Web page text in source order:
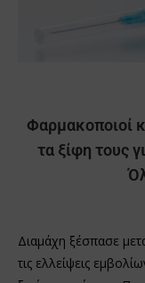
Φαρμακοποιοί
τα ξίφη τους
Διαμάχη ξέσπασε
τις ελλείψεις